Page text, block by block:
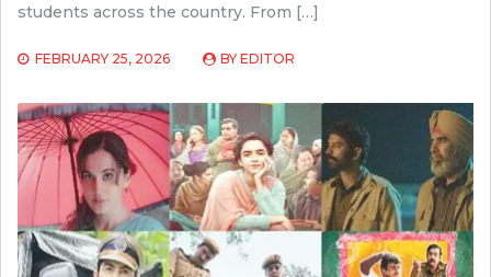
students across the country. From […]
FEBRUARY 25, 2026 BY EDITOR